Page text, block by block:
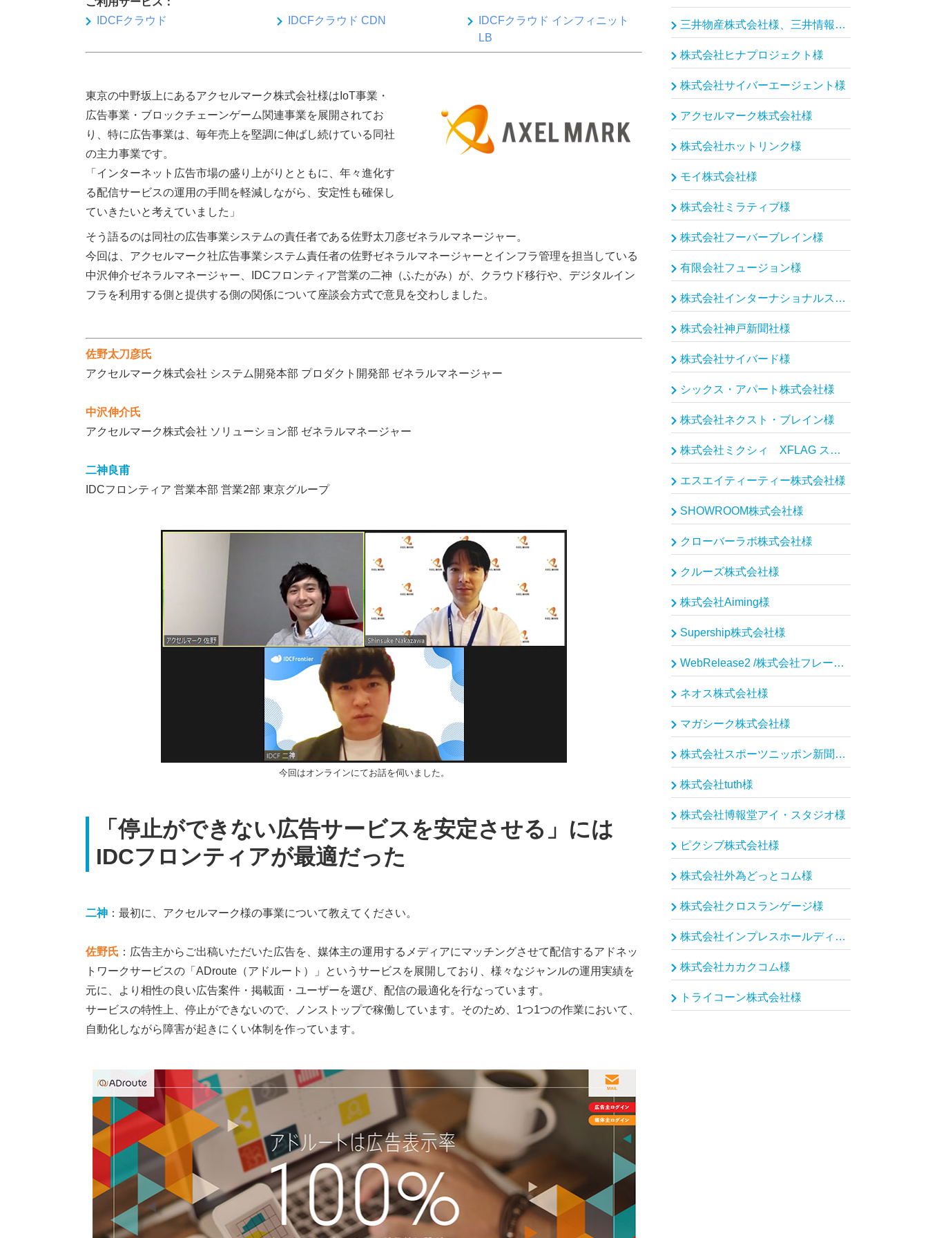
IDCFクラウド
IDCFクラウド CDN
IDCFクラウド インフィニット
LB
東京の中野坂上にあるアクセルマーク株式会社様はIoT事業・
広告事業・ブロックチェーンゲーム関連事業を展開されてお
り、特に広告事業は、毎年売上を堅調に伸ばし続けている同社
の主力事業です。
「インターネット広告市場の盛り上がりとともに、年々進化す
る配信サービスの運用の手間を軽減しながら、安定性も確保し
ていきたいと考えていました」
そう語るのは同社の広告事業システムの責任者である佐野太刀彦ゼネラルマネージャー。
今回は、アクセルマーク社広告事業システム責任者の佐野ゼネラルマネージャーとインフラ管理を担当している
中沢伸介ゼネラルマネージャー、IDCフロンティア営業の二神（ふたがみ）が、クラウド移行や、デジタルイン
フラを利用する側と提供する側の関係について座談会方式で意見を交わしました。
佐野太刀彦氏
アクセルマーク株式会社 システム開発本部 プロダクト開発部 ゼネラルマネージャー
中沢伸介氏
アクセルマーク株式会社 ソリューション部 ゼネラルマネージャー
二神良甫
IDCフロンティア 営業本部 営業2部 東京グループ
今回はオンラインにてお話を伺いました。
「停止ができない広告サービスを安定させる」には
IDCフロンティアが最適だった
二神 ：最初に、アクセルマーク様の事業について教えてください。
佐野氏 ：広告主からご出稿いただいた広告を、媒体主の運用するメディアにマッチングさせて配信するアドネッ
トワークサービスの「ADroute（アドルート）」というサービスを展開しており、様々なジャンルの運用実績を
元に、より相性の良い広告案件・掲載面・ユーザーを選び、配信の最適化を行なっています。
サービスの特性上、停止ができないので、ノンストップで稼働しています。そのため、1つ1つの作業において、
自動化しながら障害が起きにくい体制を作っています。
三井物産株式会社様、三井情報株式会社様
株式会社ヒナプロジェクト様
株式会社サイバーエージェント様
アクセルマーク株式会社様
株式会社ホットリンク様
モイ株式会社様
株式会社ミラティブ様
株式会社フーバーブレイン様
有限会社フュージョン様
株式会社インターナショナルスポーツマーケティング様
株式会社神戸新聞社様
株式会社サイバード様
シックス・アパート株式会社様
株式会社ネクスト・ブレイン様
株式会社ミクシィ XFLAG スタジオ様
エスエイティーティー株式会社様
SHOWROOM株式会社様
クローバーラボ株式会社様
クルーズ株式会社様
株式会社Aiming様
Supership株式会社様
WebRelease2 /株式会社フレームワークスソフトウェア様
ネオス株式会社様
マガシーク株式会社様
株式会社スポーツニッポン新聞社様
株式会社tuth様
株式会社博報堂アイ・スタジオ様
ピクシブ株式会社様
株式会社外為どっとコム様
株式会社クロスランゲージ様
株式会社インプレスホールディングス（インプレスグループ）様
株式会社カカクコム様
トライコーン株式会社様